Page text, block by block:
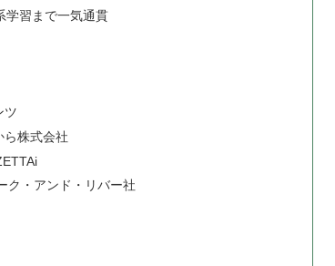
学習まで一気通貫
ツ
ら株式会社
ク・アンド・リバー社